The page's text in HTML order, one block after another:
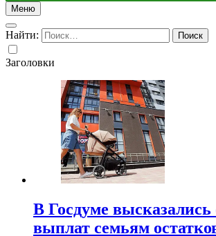
Меню
Найти:
Заголовки
В Госдуме высказались
выплат семьям